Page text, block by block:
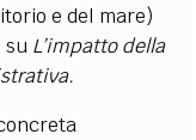
e del mare)
su L’impatto della